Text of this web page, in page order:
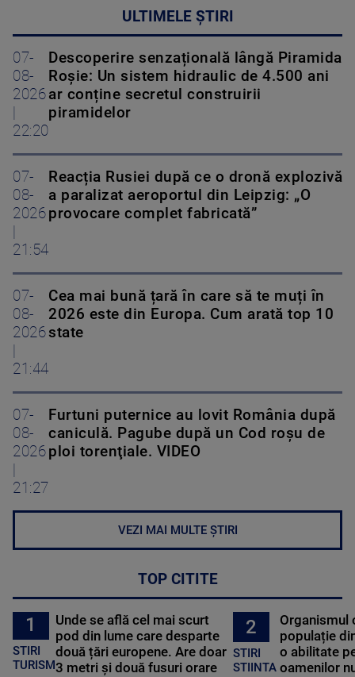
ULTIMELE ȘTIRI
07-
08-
2026
22:20
Descoperire senzațională lângă Piramida
Roșie: Un sistem hidraulic de 4.500 ani
ar conține secretul construirii
piramidelor
07-
08-
2026
21:54
Reacția Rusiei după ce o dronă explozivă
a paralizat aeroportul din Leipzig: „O
provocare complet fabricată”
07-
08-
2026
21:44
Cea mai bună țară în care să te muți în
2026 este din Europa. Cum arată top 10
state
07-
08-
2026
21:27
Furtuni puternice au lovit România după
caniculă. Pagube după un Cod roşu de
ploi torenţiale. VIDEO
VEZI MAI MULTE ȘTIRI
TOP CITITE
1
STIRI
TURISM
Unde se află cel mai scurt
pod din lume care desparte
două țări europene. Are doar
3 metri și două fusuri orare
2
STIRI
STIINTA
Organismul
populație
o abilitate
oamenilor